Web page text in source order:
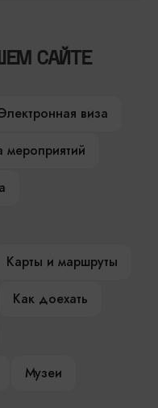
САЙТЕ
виза
Карты и маршруты
Как доехать
Музеи